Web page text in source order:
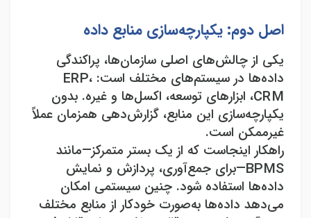
اصل دوم: یکپارچه‌سازی منابع داده
یکی از چالش‌های اصلی سازمان‌ها، پراکندگی
داده‌ها در سیستم‌های مختلف است: ERP ،
CRM، ابزارهای توسعه، اکسل‌ها و غیره. بدون
یکپارچه‌سازی این منابع، گزارش‌دهی همزمان عملاً
غیرممکن است.
راهکار اینجاست که از یک بستر متمرکز—مانند
BPMS— برای جمع‌آوری، پردازش و نمایش
داده‌ها استفاده شود. چنین سیستمی امکان
می‌دهد داده‌ها به‌صورت خودکار از منابع مختلف